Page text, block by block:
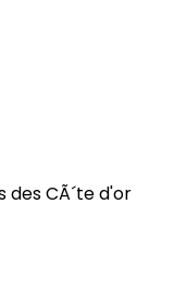
des CÃ´te d'or